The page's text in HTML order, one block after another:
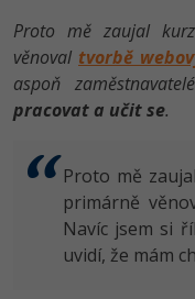
Proto mě zaujal
věnoval tvorbě
aspoň
pracovat a učit se.
Proto mě
primárně
Navíc jsem si
uvidí, že mám